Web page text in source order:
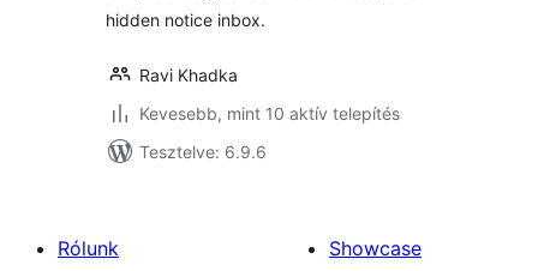
hidden notice inbox.
Ravi Khadka
Kevesebb, mint 10 aktív telepítés
Tesztelve: 6.9.6
Rólunk
Showcase